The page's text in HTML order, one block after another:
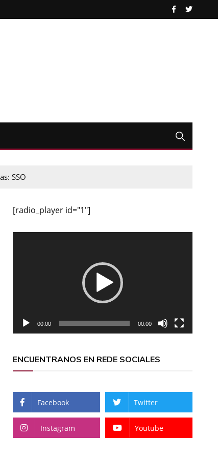
SSO
[radio_player id="1"]
00:00 00:00
ENCUENTRANOS EN REDE SOCIALES
Facebook Twitter
Instagram Youtube